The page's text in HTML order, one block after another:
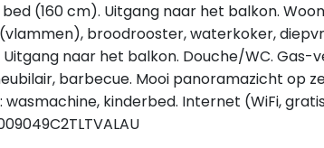
(160 cm). Uitgang naar het balkon.
broodrooster, waterkoker,
naar het balkon. Douche/WC. Gas-
barbecue. Mooi panoramazicht op
kinderbed. Internet (WiFi,